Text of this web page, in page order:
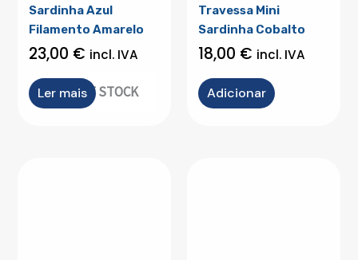
OUT OF STOCK
Sardinha Azul
Filamento Amarelo
23,00 € incl. IVA
Ler mais
Travessa Mini
Sardinha Cobalto
18,00 € incl. IVA
Adicionar